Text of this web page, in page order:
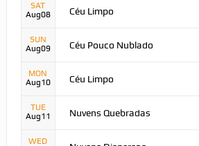
SAT
Aug08
Céu Limpo
SUN
Aug09
Céu Pouco Nublado
MON
Aug10
Céu Limpo
TUE
Aug11
Nuvens Quebradas
WED